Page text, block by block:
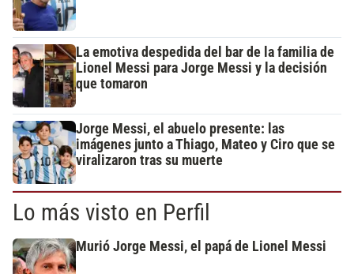
La emotiva despedida del bar de la familia de
Lionel Messi para Jorge Messi y la decisión
que tomaron
Jorge Messi, el abuelo presente: las
imágenes junto a Thiago, Mateo y Ciro que se
viralizaron tras su muerte
Lo más visto en Perfil
Murió Jorge Messi, el papá de Lionel Messi